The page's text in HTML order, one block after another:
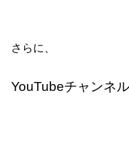
さらに、
YouTubeチャンネ